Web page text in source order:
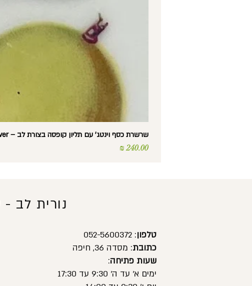
שרשרת כסף וינטג' עם תליון קופסה בצורת לב – Silver – נפתח לתמונה
מחיר
נורית לב -
טלפון: 052-5600372
כתובת: מסדה 36, חיפה
שעות פתיחה:
ימים א' עד ה' 9:30 עד 17:30